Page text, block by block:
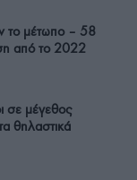
το μέτωπο – 58
από το 2022
σε μέγεθος
θηλαστικά